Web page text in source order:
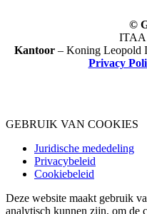
©
ITAA
Kantoor– Koning Leopold
Privacy
GEBRUIK VAN COOKIES
Juridische mededeling
Privacybeleid
Cookiebeleid
Deze website maakt gebruik
analytisch kunnen zijn, om de